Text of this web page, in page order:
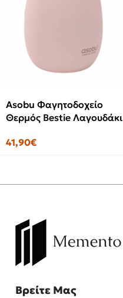
Asobu Φαγητοδοχείο
Θερμός Bestie Λαγουδάκι
41,90€
Βρείτε Μας